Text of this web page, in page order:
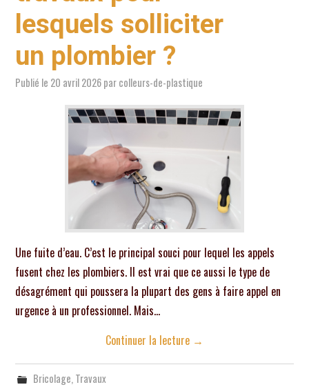
BRICOLAGE
ÉQUIPEMENTS
ACTUALITÉ
lesquels solliciter
un plombier ?
Publié le 20 avril 2026parcolleurs-de-plastique
Une fuite d’eau. C’est le principal souci pour lequel les appels
fusent chez les plombiers. Il est vrai que ce aussi le type de
désagrément qui poussera la plupart des gens à faire appel en
urgence à un professionnel. Mais…
Continuer la lecture →
Bricolage,Travaux